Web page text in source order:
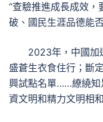
“查驗推進成長成效
破、國民生涯品德能
2023年，中國加
盛蒼生衣食住行；斷
興試點名單……繚繞知
資文明和精力文明相